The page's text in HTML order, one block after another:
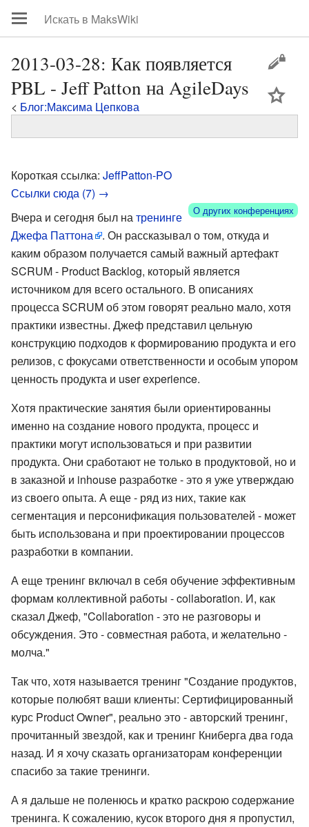
2013-03-28: Как появляется
PBL - Jeff Patton на AgileDays
< Блог:Максима Цепкова
Короткая ссылка: JeffPatton-PO
Ссылки сюда (7) →
О других конференциях
Вчера и сегодня был натренинге
Джефа Паттона
. Он рассказывал о том, откуда и
каким образом получается самый важный артефакт
SCRUM - Product Backlog, который является
источником для всего остального. В описаниях
процесса SCRUM об этом говорят реально мало, хотя
практики известны. Джеф представил цельную
конструкцию подходов к формированию продукта и его
релизов, с фокусами ответственности и особым упором
ценность продукта и user experience.
Хотя практические занятия были ориентированны
именно на создание нового продукта, процесс и
практики могут использоваться и при развитии
продукта. Они сработают не только в продуктовой, но и
в заказной и inhouse разработке - это я уже утверждаю
из своего опыта. А еще - ряд из них, такие как
сегментация и персонификация пользователей - может
быть использована и при проектировании процессов
разработки в компании.
А еще тренинг включал в себя обучение эффективным
формам коллективной работы - collaboration. И, как
сказал Джеф, "Collaboration - это не разговоры и
обсуждения. Это - совместная работа, и желательно -
молча."
Так что, хотя называется тренинг "Создание продуктов,
которые полюбят ваши клиенты: Сертифицированный
курс Product Owner", реально это - авторский тренинг,
прочитанный звездой, как и тренинг Книберга два года
назад. И я хочу сказать организаторам конференции
спасибо за такие тренинги.
А я дальше не поленюсь и кратко раскрою содержание
тренинга. К сожалению, кусок второго дня я пропустил,